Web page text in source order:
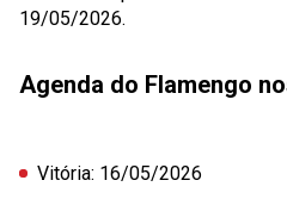
19/05/2026.
Agenda do Flamengo
Vitória: 16/05/2026